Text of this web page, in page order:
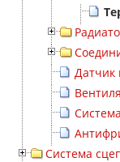
Датчик
Система